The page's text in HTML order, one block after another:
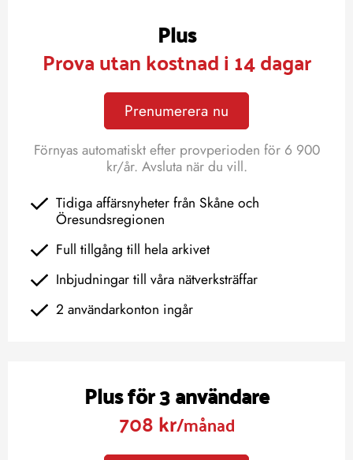
Plus
Prova utan kostnad i 14 dagar
Prenumerera nu
Förnyas automatiskt efter provperioden för 6 900
kr/år. Avsluta när du vill.
Tidiga affärsnyheter från Skåne och
Öresundsregionen
Full tillgång till hela arkivet
Inbjudningar till våra nätverksträffar
2 användarkonton ingår
Plus för 3 användare
708 kr/månad